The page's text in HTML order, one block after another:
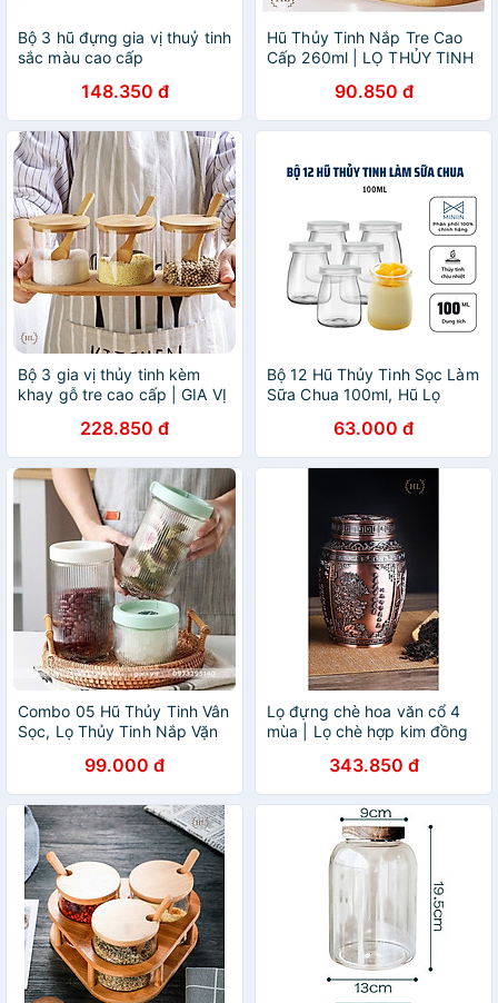
Bộ 3 hũ đựng gia vị thuỷ tinh
sắc màu cao cấp
148.350 đ
Hũ Thủy Tinh Nắp Tre Cao
Cấp 260ml | LỌ THỦY TINH
ĐỰNG ĐỒ KHÔ TẶNG QUÀ
90.850 đ
Bộ 3 gia vị thủy tinh kèm
khay gỗ tre cao cấp | GIA VỊ
228.850 đ
Bộ 12 Hũ Thủy Tinh Sọc Làm
Sữa Chua 100ml, Hũ Lọ
Sữa Chua, Caramen- Có
Nắp Đậy- Hàng Chính Hãng
MINIIN
63.000 đ
Combo 05 Hũ Thủy Tinh Vân
Sọc, Lọ Thủy Tinh Nắp Vặn
900ml - HÀNG CHÍNH HÃNG
MINIIN
99.000 đ
Lọ đựng chè hoa văn cổ 4
mùa | Lọ chè hợp kim đồng
SIZE TO | LỌ TRÀ TỨ QUÝ
343.850 đ